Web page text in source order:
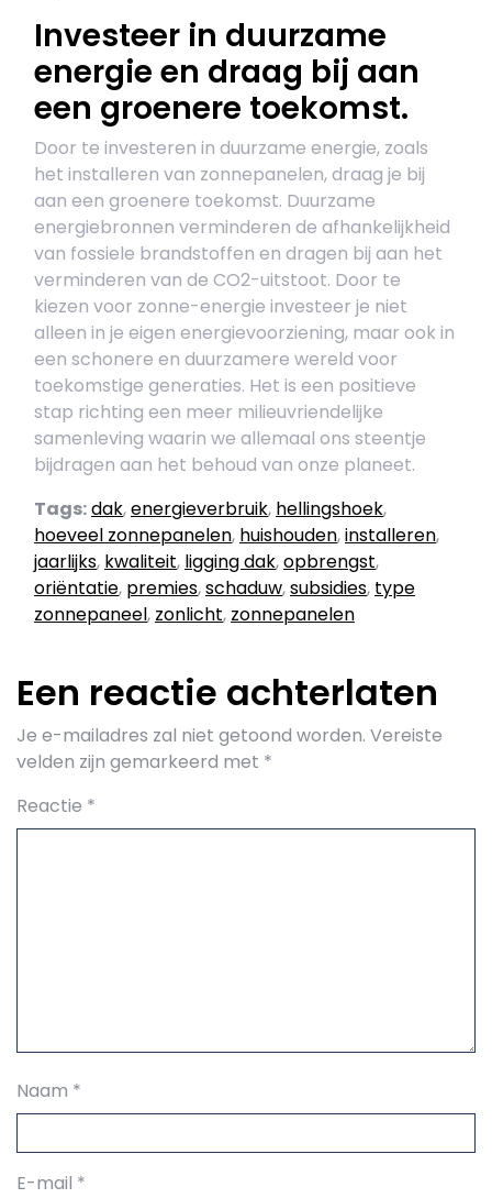
Investeer in duurzame
energie en draag bij aan
een groenere toekomst.
Door te investeren in duurzame energie, zoals
het installeren van zonnepanelen, draag je bij
aan een groenere toekomst. Duurzame
energiebronnen verminderen de afhankelijkheid
van fossiele brandstoffen en dragen bij aan het
verminderen van de CO2-uitstoot. Door te
kiezen voor zonne-energie investeer je niet
alleen in je eigen energievoorziening, maar ook in
een schonere en duurzamere wereld voor
toekomstige generaties. Het is een positieve
stap richting een meer milieuvriendelijke
samenleving waarin we allemaal ons steentje
bijdragen aan het behoud van onze planeet.
Tags:dak,energieverbruik, hellingshoek,
hoeveel zonnepanelen, huishouden,installeren,
jaarlijks, kwaliteit, ligging dak,opbrengst,
oriëntatie, premies,schaduw,subsidies, type
zonnepaneel, zonlicht, zonnepanelen
Een reactie achterlaten
Je e-mailadres zal niet getoond worden. Vereiste
velden zijn gemarkeerd met *
Reactie *
Naam *
E-mail *